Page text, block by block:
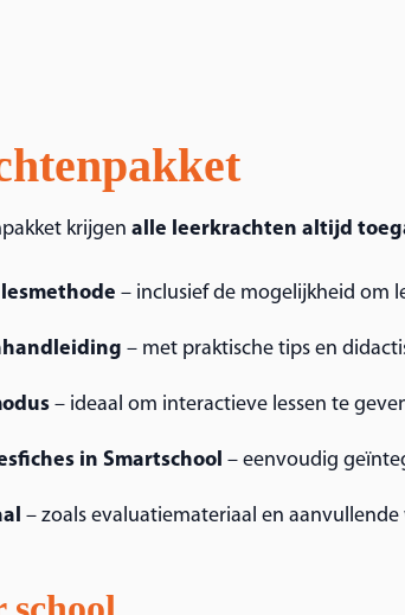
krijgen alle leerkrachten altijd
– inclusief de mogelijkheid om
– met praktische tips en
– ideaal om interactieve lessen te
in Smartschool – eenvoudig
– zoals evaluatiemateriaal en aanvullende